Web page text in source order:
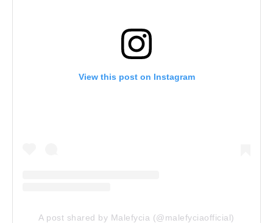
View this post on Instagram
A post shared by Malefycia (@malefyciaofficial)